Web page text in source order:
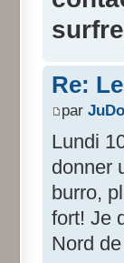
Re:
par
Lundi
donner
burro,
fort! Je
Nord